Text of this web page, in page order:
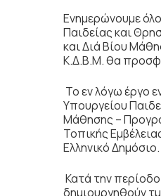
Ενημερώνουμε
Παιδείας και
και Διά Βίου
Κ.Δ.Β.Μ. θα
Το εν λόγω έργο
Υπουργείου
Μάθησης –
Τοπικής
Ελληνικό Δημόσιο.
Κατά την
δημιουργηθούν